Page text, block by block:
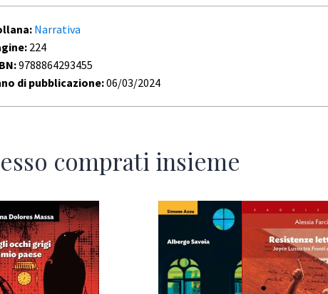
Narrativa
224
9788864293455
di pubblicazione:06/03/2024
comprati insieme